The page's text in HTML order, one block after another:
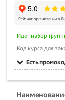
Идет набор
Код курса для
Есть